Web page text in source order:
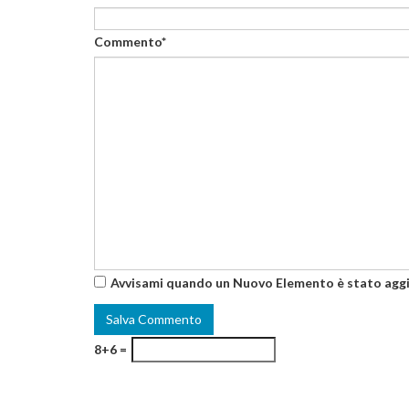
Commento*
Avvisami quando un Nuovo Elemento è stato
8+6 =